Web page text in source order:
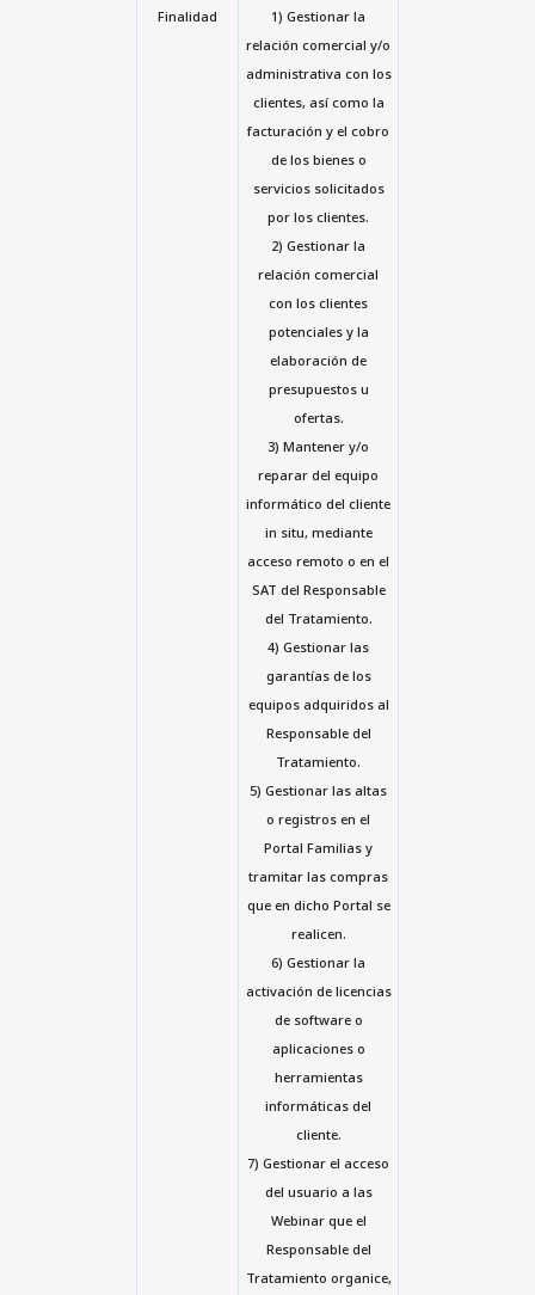
Finalidad
1) Gestionar la
relación comercial y/o
administrativa con los
clientes, así como la
facturación y el cobro
de los bienes o
servicios solicitados
por los clientes.
2) Gestionar la
relación comercial
con los clientes
potenciales y la
elaboración de
presupuestos u
ofertas.
3) Mantener y/o
reparar del equipo
informático del cliente
in situ, mediante
acceso remoto o en el
SAT del Responsable
del Tratamiento.
4) Gestionar las
garantías de los
equipos adquiridos al
Responsable del
Tratamiento.
5) Gestionar las altas
o registros en el
Portal Familias y
tramitar las compras
que en dicho Portal se
realicen.
6) Gestionar la
activación de licencias
de software o
aplicaciones o
herramientas
informáticas del
cliente.
7) Gestionar el acceso
del usuario a las
Webinar que el
Responsable del
Tratamiento organice,